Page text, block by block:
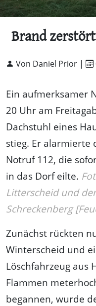
Brand
Von Daniel Prior |
Ein aufmerksamer
20 Uhr am
Dachstuhl eines
stieg. Er alarmierte
Notruf 112, die
in das Dorf eilte.
Litterscheid und
Schreckenberg
Zunächst rückten
Winterscheid und
Löschfahrzeug aus
Flammen
begannen, wurde